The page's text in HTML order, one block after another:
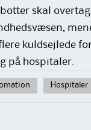
skal
kuldsejlede
på hospitaler.
Hospitaler